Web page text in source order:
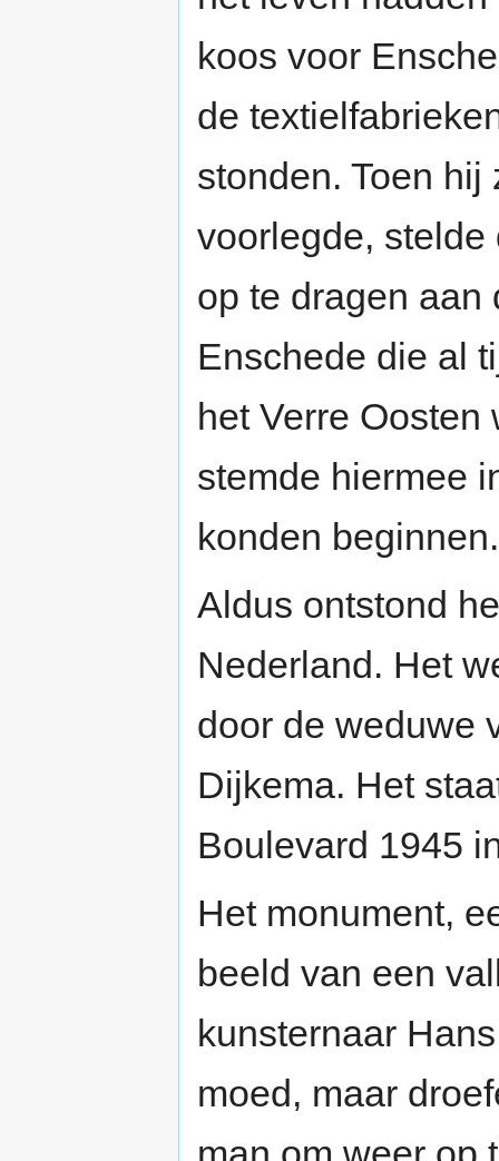
koos voor
de
stonden. Toen
voorlegde, stelde
op te dragen aan
Enschede die al
het Verre Oosten
stemde hiermee
konden beginnen.
Aldus ontstond
Nederland. Het
door de weduwe
Dijkema. Het
Boulevard 1945
Het monument,
beeld van een
kunsternaar
moed, maar